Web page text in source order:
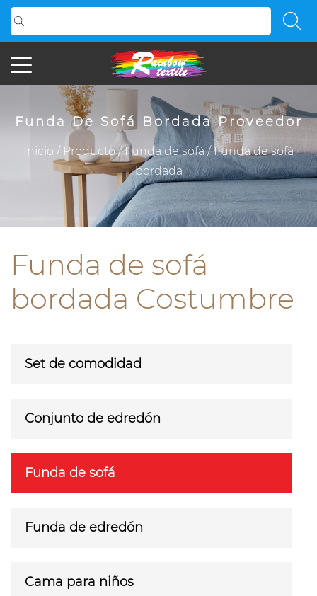
Funda De Sofá Bordada Proveedor
Inicio / Producto/Funda de sofá/Funda de sofá
bordada
Funda de sofá
bordada Costumbre
Set de comodidad
Conjunto de edredón
Funda de sofá
Funda de edredón
Cama para niños